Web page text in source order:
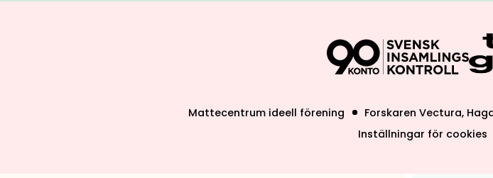
Mattecentrum ideell förening Forskaren Vectura,
Inställningar för cookies